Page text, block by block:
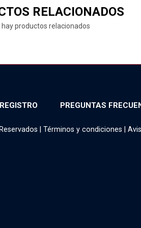
RELACIONADOS
hay productos relacionados
REGISTRO PREGUNTAS
|Términos y condiciones |